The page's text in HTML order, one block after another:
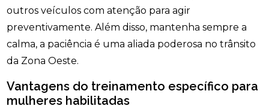
outros veículos com atenção para agir
preventivamente. Além disso, mantenha sempre a
calma, a paciência é uma aliada poderosa no trânsito
da Zona Oeste.
Vantagens do treinamento específico para
mulheres habilitadas